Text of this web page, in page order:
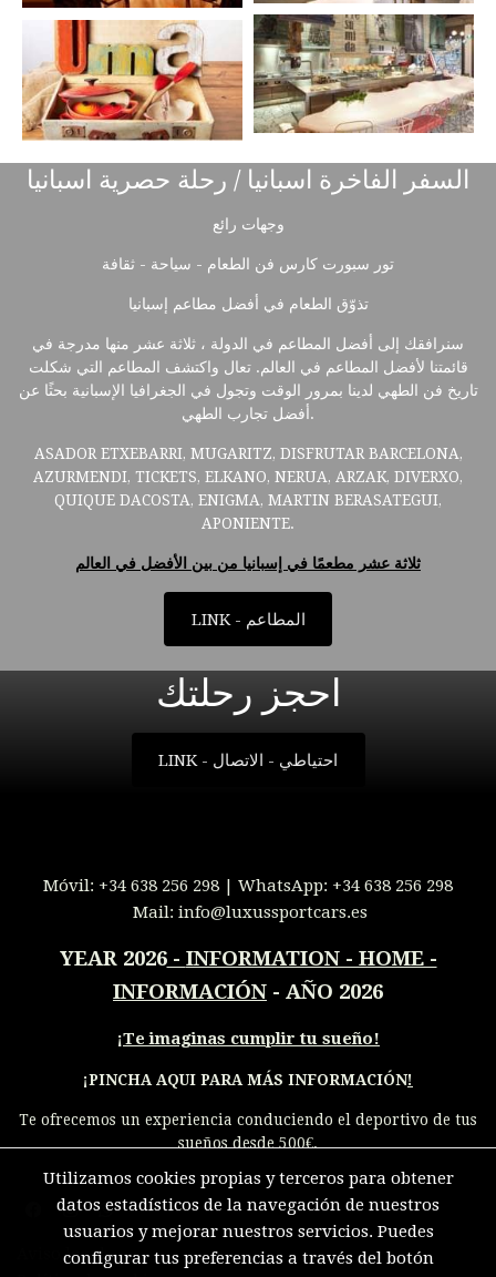
السفر الفاخرة اسبانيا / رحلة حصرية اسبانيا
وجهات رائع
تور سبورت كارس فن الطعام - سياحة - ثقافة
تذوّق الطعام في أفضل مطاعم إسبانيا
سنرافقك إلى أفضل المطاعم في الدولة ، ثلاثة عشر منها مدرجة في
قائمتنا لأفضل المطاعم في العالم. تعال واكتشف المطاعم التي شكلت
تاريخ فن الطهي لدينا بمرور الوقت وتجول في الجغرافيا الإسبانية بحثًا عن
أفضل تجارب الطهي.
ASADOR ETXEBARRI, MUGARITZ, DISFRUTAR BARCELONA,
AZURMENDI, TICKETS, ELKANO, NERUA, ARZAK, DIVERXO,
QUIQUE DACOSTA, ENIGMA, MARTIN BERASATEGUI,
APONIENTE.
ثلاثة عشر مطعمًا في إسبانيا من بين الأفضل في العالم
LINK - المطاعم
احجز رحلتك
LINK - احتياطي - الاتصال
Móvil: +34 638 256 298 | WhatsApp: +34 638 256 298
Mail: info@luxussportcars.es
YEAR 2026- INFORMATION - HOME -
INFORMACIÓN - AÑO 2026
¡Te imaginas cumplir tu sueño!
¡PINCHA AQUI PARA MÁS INFORMACIÓN!
Te ofrecemos un experiencia conduciendo el deportivo de tus
sueños desde 500€.
Aviso legal
Utilizamos cookies propias y terceros para obtener
datos estadísticos de la navegación de nuestros
usuarios y mejorar nuestros servicios. Puedes
configurar tus preferencias a través del botón